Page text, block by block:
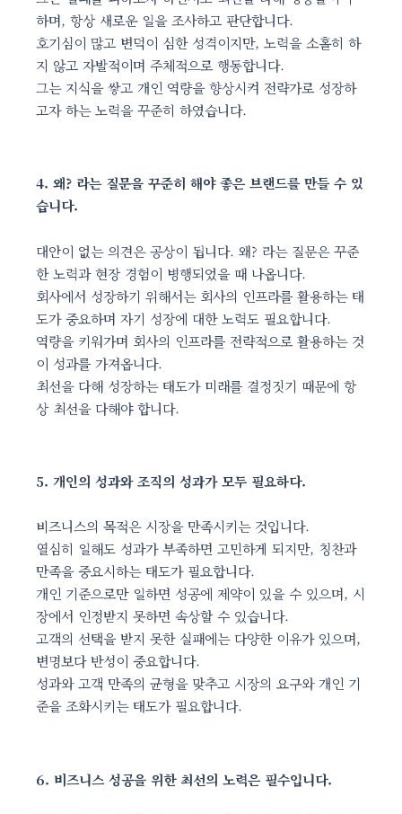
하며, 항상 새로운 일을 조사하고 판단합니다.
호기심이 많고 변덕이 심한 성격이지만, 노력을 소홀히 하
지 않고 자발적이며 주체적으로 행동합니다.
그는 지식을 쌓고 개인 역량을 향상시켜 전략가로 성장하
고자 하는 노력을 꾸준히 하였습니다.
4. 왜? 라는 질문을 꾸준히 해야 좋은 브랜드를 만들 수 있
습니다.
대안이 없는 의견은 공상이 됩니다. 왜? 라는 질문은 꾸준
한 노력과 현장 경험이 병행되었을 때 나옵니다.
회사에서 성장하기 위해서는 회사의 인프라를 활용하는 태
도가 중요하며 자기 성장에 대한 노력도 필요합니다.
역량을 키워가며 회사의 인프라를 전략적으로 활용하는 것
이 성과를 가져옵니다.
최선을 다해 성장하는 태도가 미래를 결정짓기 때문에 항
상 최선을 다해야 합니다.
5. 개인의 성과와 조직의 성과가 모두 필요하다.
비즈니스의 목적은 시장을 만족시키는 것입니다.
열심히 일해도 성과가 부족하면 고민하게 되지만, 칭찬과
만족을 중요시하는 태도가 필요합니다.
개인 기준으로만 일하면 성공에 제약이 있을 수 있으며, 시
장에서 인정받지 못하면 속상할 수 있습니다.
고객의 선택을 받지 못한 실패에는 다양한 이유가 있으며,
변명보다 반성이 중요합니다.
성과와 고객 만족의 균형을 맞추고 시장의 요구와 개인 기
준을 조화시키는 태도가 필요합니다.
6. 비즈니스 성공을 위한 최선의 노력은 필수입니다.